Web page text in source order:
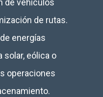
de vehículos
de rutas.
energías
solar, eólica o
operaciones